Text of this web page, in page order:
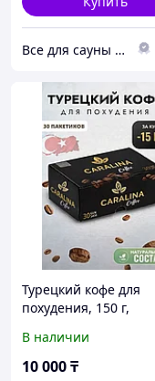
Все для сауны и бани от ИП Куприн.
Турецкий кофе для
похудения, 150 г,
жиросжигатель, с
коллагеном и L-
В наличии
10 000₸